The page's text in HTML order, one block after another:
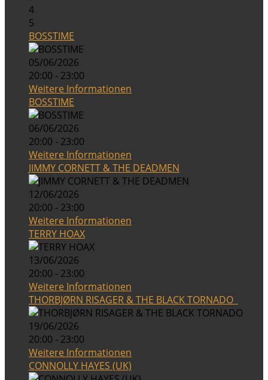
4
5
BOSSTIME
05/06/2026
20:00 - 23:00
Weitere Informationen
BOSSTIME
06/06/2026
20:00 - 23:00
Weitere Informationen
JIMMY CORNETT & THE DEADMEN
12/06/2026
20:00 - 23:00
Weitere Informationen
TERRY HOAX
13/06/2026
20:00 - 23:00
Weitere Informationen
THORBJØRN RISAGER & THE BLACK TORNADO
19/06/2026
20:00 - 23:00
Weitere Informationen
CONNOLLY HAYES (UK)